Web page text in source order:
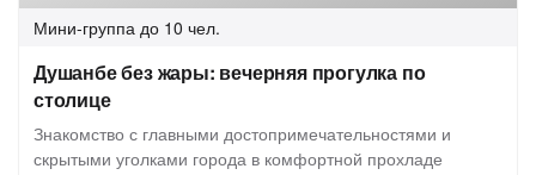
Мини-группа до 10 чел.
Душанбе без жары: вечерняя прогулка по
столице
Знакомство с главными достопримечательностями и
скрытыми уголками города в комфортной прохладе